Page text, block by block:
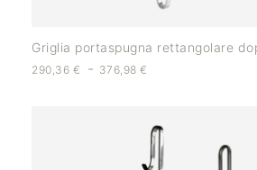
Griglia portaspugna rettangolare
290,36 € - 376,98€